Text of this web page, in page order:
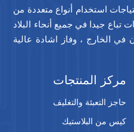
استخدام أنواع متعددة من
تباع جيدا في جميع أنحاء البلاد
في الخارج ، وفاز اشادة عالية
مركز المنتجات
حاجز التعبئة والتغليف
كيس من البلاستيك